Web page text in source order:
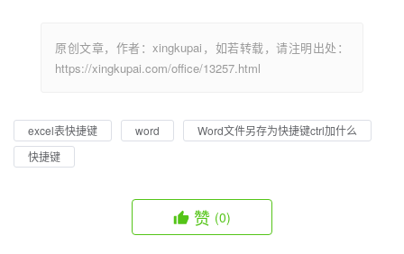
原创文章，作者：xingkupai，如若转载，请注明出处：
https://xingkupai.com/office/13257.html
excel表快捷键 word
Word文件另存为快捷键ctrl加什么
快捷键
赞 (0)